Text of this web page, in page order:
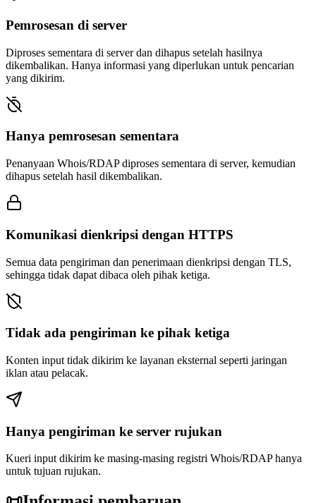
Pemrosesan di server
Diproses sementara di server dan dihapus setelah hasilnya
dikembalikan. Hanya informasi yang diperlukan untuk pencarian
yang dikirim.
Hanya pemrosesan sementara
Penanyaan Whois/RDAP diproses sementara di server, kemudian
dihapus setelah hasil dikembalikan.
Komunikasi dienkripsi dengan HTTPS
Semua data pengiriman dan penerimaan dienkripsi dengan TLS,
sehingga tidak dapat dibaca oleh pihak ketiga.
Tidak ada pengiriman ke pihak ketiga
Konten input tidak dikirim ke layanan eksternal seperti jaringan
iklan atau pelacak.
Hanya pengiriman ke server rujukan
Kueri input dikirim ke masing-masing registri Whois/RDAP hanya
untuk tujuan rujukan.